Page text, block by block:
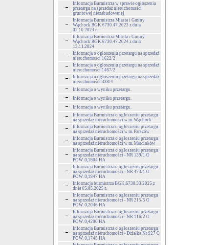
Informacja Burmistrza w sprawie ogłoszenia
przetargu na sprzedaż nieruchomości
gruntowej niezabudowanej
Informacja Burmistrza Miasta i Gminy
Wąchock BGK.6730.47.2023 z dnia
02.10.2024 r.
Informacja Burmistrza Miasta i Gminy
Wąchock BGK.6730.47.2024 z dnia
13.11.2024
Informacja o ogłoszeniu przetargu na sprzedaż
nieruchomości 1622/2
Informacja o ogłoszeniu przetargu na sprzedaż
nieruchomości 1467/2
Informacja o ogłoszeniu przetargu na sprzedaż
nieruchomości 338/4
Informacja o wyniku przetargu.
Informacja o wyniku przetargu.
Informacja o wyniku przetargu.
Informacja Burmistrza o ogłoszeniu przetargu
na sprzedaż nieruchomości w m. Wąchock
Informacja Burmistrza o ogłoszeniu przetargu
na sprzedaż nieruchomości w m. Parszów
Informacja Burmistrza o ogłoszeniu przetargu
na sprzedaż nieruchomości w m. Marcinków
Informacja Burmistrza o ogłoszeniu przetargu
na sprzedaż nieruchomości - NR 139/1 O
POW. 0,1904 HA
Informacja Burmistrza o ogłoszeniu przetargu
na sprzedaż nieruchomości - NR 473/1 O
POW. 0,1947 HA
Informacja burmistrza BGK.6730.33.2025 z
dnia 05.05.2025 r.
Informacja Burmistrza o ogłoszeniu przetargu
na sprzedaż nieruchomości - NR 215/5 O
POW. 0,2046 HA
Informacja Burmistrza o ogłoszeniu przetargu
na sprzedaż nieruchomości - NR 116/2 O
POW. 0,4200 HA
Informacja Burmistrza o ogłoszeniu przetargu
na sprzedaż nieruchomości - Działka Nr 927 O
POW. 0,1745 HA